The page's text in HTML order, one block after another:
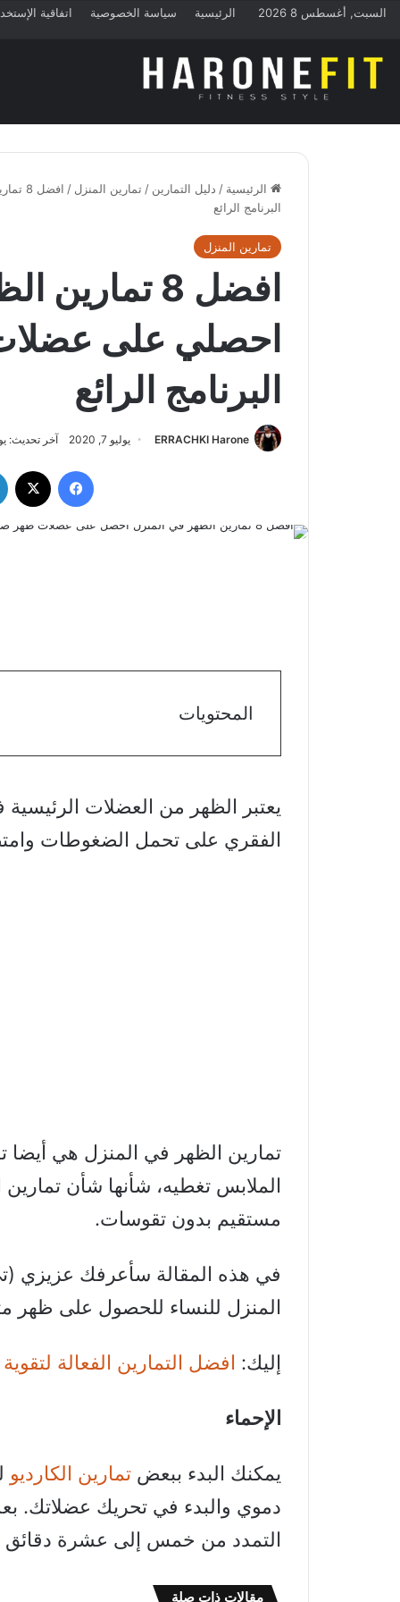
السبت, أغسطس 8 2026 الرئيسية سياسة الخصوصية اتفاقية
الرئيسية / دليل التمارين / تمارين المنزل /
البرنامج الرائع
تمارين المنزل
افضل 8
احصلي على
البرنامج الرائع
ERRACHKI Harone يوليو 7, 2020 آخر تحديث: يوليو
فيسبوك
المحتويات
يعتبر الظهر من العضلات
الفقري على تحمل الضغوطات
تمارين الظهر في المنزل هي
الملابس تغطيه، شأنها شأن
مستقيم بدون تقوسات.
في هذه المقالة سأعرفك عزيزي
المنزل للنساء للحصول على ظهر
إليك: افضل التمارين الفعالة
الإحماء
يمكنك البدء ببعض تمارين الكارديو
دموي والبدء في تحريك عضلاتك.
التمدد من خمس إلى عشرة دقائق
مقالات ذات صلة